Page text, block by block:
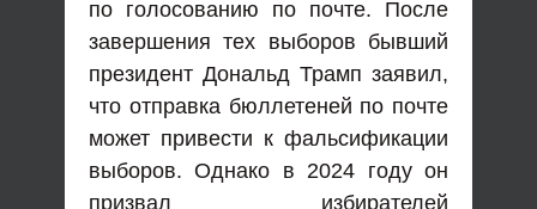
по голосованию по почте. После
завершения тех выборов бывший
президент Дональд Трамп заявил,
что отправка бюллетеней по почте
может привести к фальсификации
выборов. Однако в 2024 году он
призвал избирателей